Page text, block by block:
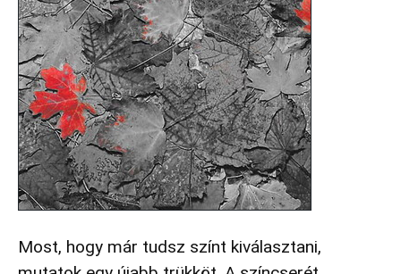
Most, hogy már tudsz színt kiválasztani,